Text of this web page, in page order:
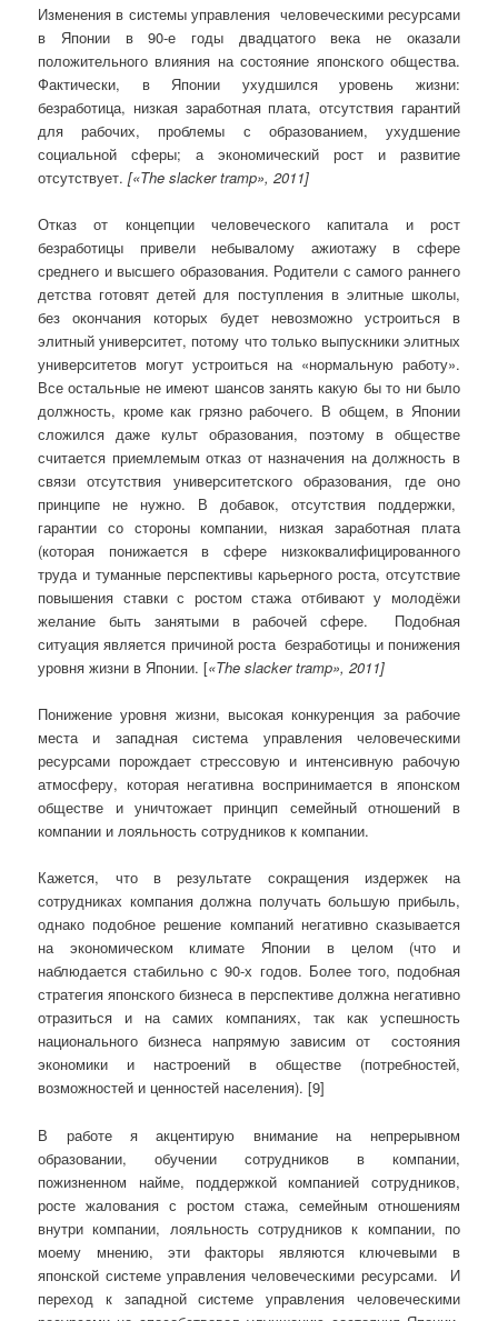
Изменения в системы управления человеческими ресурсами
в Японии в 90-е годы двадцатого века не оказали
положительного влияния на состояние японского общества.
Фактически, в Японии ухудшился уровень жизни:
безработица, низкая заработная плата, отсутствия гарантий
для рабочих, проблемы с образованием, ухудшение
социальной сферы; а экономический рост и развитие
отсутствует.[«The slacker tramp», 2011]
Отказ от концепции человеческого капитала и рост
безработицы привели небывалому ажиотажу в сфере
среднего и высшего образования. Родители с самого раннего
детства готовят детей для поступления в элитные школы,
без окончания которых будет невозможно устроиться в
элитный университет, потому что только выпускники элитных
университетов могут устроиться на «нормальную работу».
Все остальные не имеют шансов занять какую бы то ни было
должность, кроме как грязно рабочего. В общем, в Японии
сложился даже культ образования, поэтому в обществе
считается приемлемым отказ от назначения на должность в
связи отсутствия университетского образования, где оно
принципе не нужно. В добавок, отсутствия поддержки,
гарантии со стороны компании, низкая заработная плата
(которая понижается в сфере низкоквалифицированного
труда и туманные перспективы карьерного роста, отсутствие
повышения ставки с ростом стажа отбивают у молодёжи
желание быть занятыми в рабочей сфере. Подобная
ситуация является причиной роста безработицы и понижения
уровня жизни в Японии. [«The slacker tramp», 2011]
Понижение уровня жизни, высокая конкуренция за рабочие
места и западная система управления человеческими
ресурсами порождает стрессовую и интенсивную рабочую
атмосферу, которая негативна воспринимается в японском
обществе и уничтожает принцип семейный отношений в
компании и лояльность сотрудников к компании.
Кажется, что в результате сокращения издержек на
сотрудниках компания должна получать большую прибыль,
однако подобное решение компаний негативно сказывается
на экономическом климате Японии в целом (что и
наблюдается стабильно с 90-х годов. Более того, подобная
стратегия японского бизнеса в перспективе должна негативно
отразиться и на самих компаниях, так как успешность
национального бизнеса напрямую зависим от состояния
экономики и настроений в обществе (потребностей,
возможностей и ценностей населения). [9]
В работе я акцентирую внимание на непрерывном
образовании, обучении сотрудников в компании,
пожизненном найме, поддержкой компанией сотрудников,
росте жалования с ростом стажа, семейным отношениям
внутри компании, лояльность сотрудников к компании, по
моему мнению, эти факторы являются ключевыми в
японской системе управления человеческими ресурсами. И
переход к западной системе управления человеческими